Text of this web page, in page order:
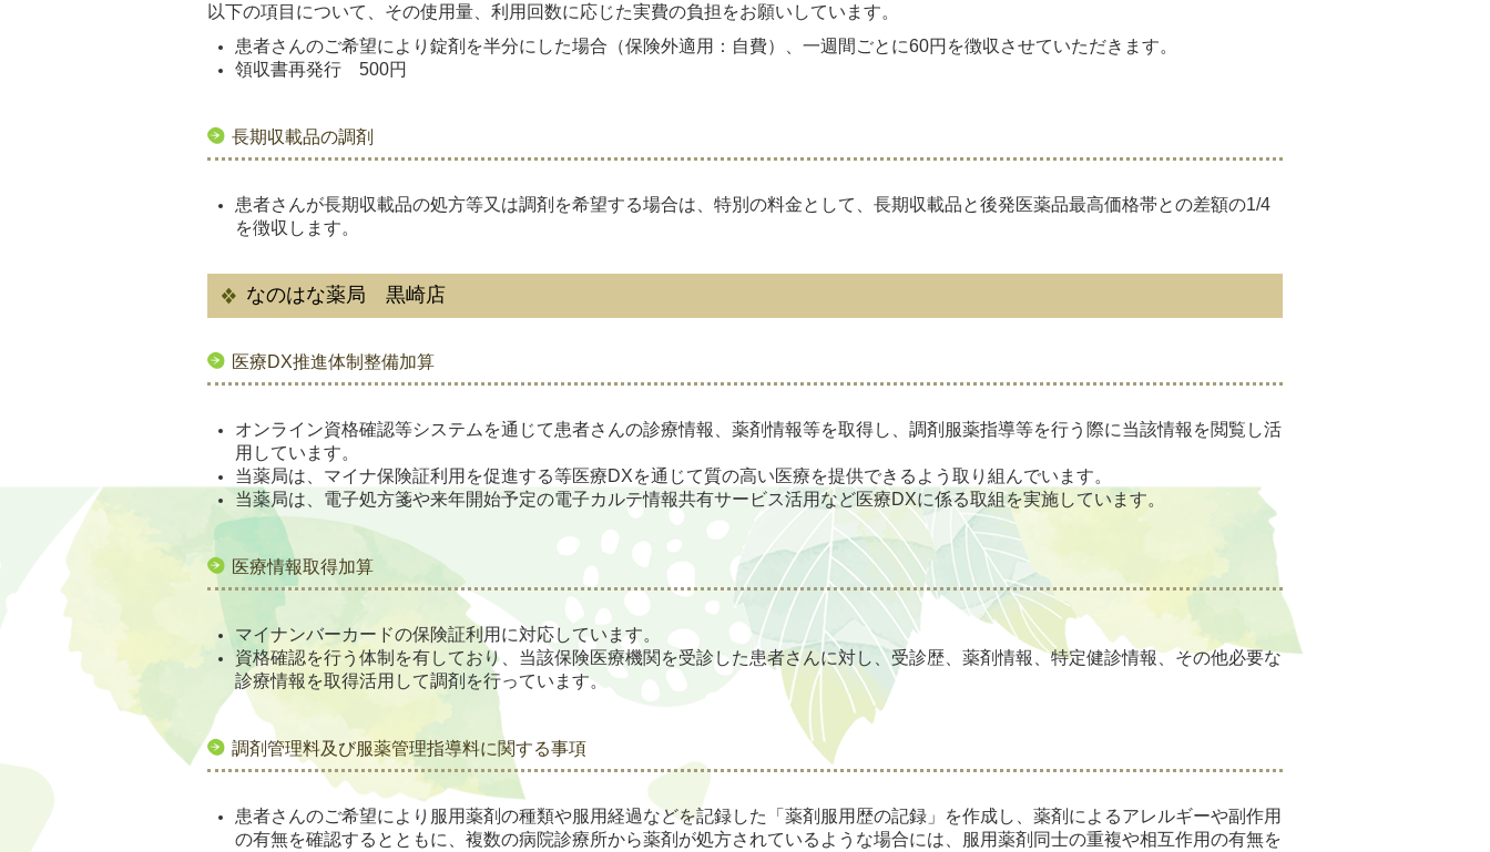
以下の項目について、その使用量、利用回数に応じた実費の負担をお願いしています。
患者さんのご希望により錠剤を半分にした場合（保険外適用：自費）、一週間ごとに60円を徴収させていただきます。
領収書再発行 500円
長期収載品の調剤
患者さんが長期収載品の処方等又は調剤を希望する場合は、特別の料金として、長期収載品と後発医薬品最高価格帯との差額の1/4
を徴収します。
なのはな薬局 黒崎店
医療DX推進体制整備加算
オンライン資格確認等システムを通じて患者さんの診療情報、薬剤情報等を取得し、調剤服薬指導等を行う際に当該情報を閲覧し活
用しています。
当薬局は、マイナ保険証利用を促進する等医療DXを通じて質の高い医療を提供できるよう取り組んでいます。
当薬局は、電子処方箋や来年開始予定の電子カルテ情報共有サービス活用など医療DXに係る取組を実施しています。
医療情報取得加算
マイナンバーカードの保険証利用に対応しています。
資格確認を行う体制を有しており、当該保険医療機関を受診した患者さんに対し、受診歴、薬剤情報、特定健診情報、その他必要な
診療情報を取得活用して調剤を行っています。
調剤管理料及び服薬管理指導料に関する事項
患者さんのご希望により服用薬剤の種類や服用経過などを記録した「薬剤服用歴の記録」を作成し、薬剤によるアレルギーや副作用
の有無を確認するとともに、複数の病院診療所から薬剤が処方されているような場合には、服用薬剤同士の重複や相互作用の有無を